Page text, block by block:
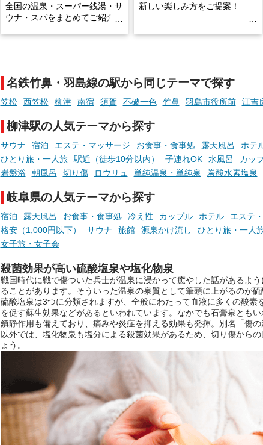
全国の温泉・スーパー銭湯・サ
ウナ・スパをまとめてご紹介！
まったスポットが続々登場して
います。
現地取材記事もあわせて紹介し
ていますので、気になる施設は
ぜひチェックして次のおでかけ
先の参考にしてみてください
ね。
新しい楽しみ方をご提案！
手相やタロットなど気軽に楽し
める占いで、“ととのう”おふろ
時間を、もっと特別に。
名鉄竹鼻・羽島線の駅から同じテーマで探す
笠松 西笠松 柳津 南宿 須賀 不破一色 竹鼻 羽島市役所前 江吉
柳津駅の人気テーマから探す
サウナ 宿泊 エステ・マッサージ お食事・食事処 露天風呂 ホテ
ひとり旅・一人旅
駅近（徒歩10分以内） 子連れOK 水風呂 カッ
岩盤浴
朝風呂 切り傷 ロウリュ 単純温泉・単純泉 炭酸水素塩泉
岐阜県の人気テーマから探す
宿泊 露天風呂 お食事・食事処 冷え性 カップル ホテル エステ
格安（1,000円以下）
サウナ 旅館 源泉かけ流し ひとり旅・一人
女子旅・女子会
殺菌効果が高い硫酸塩泉や塩化物泉
戦国時代に戦で傷ついた兵士が温泉に浸かって癒やした話があるよ
ることがあります。そういった温泉の泉質として筆頭に上がるのが硫
硫酸塩泉は3つに分類されますが、全般にわたって血液に多くの酸素
を促す蘇生効果などがあるといわれています。なかでも石膏泉とも
鎮静作用も備えており、痛みや炎症を抑える効果も発揮。別名「傷
以外では、塩化物泉も塩分による殺菌効果があるため、切り傷から
ょう。